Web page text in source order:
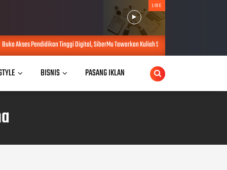
LIVE
Tinggi Digital, SiberMu Tawarkan Kuliah S1 100 Persen Daring Bebas Biaya Pendaftaran
BISNIS PASANG IKLAN